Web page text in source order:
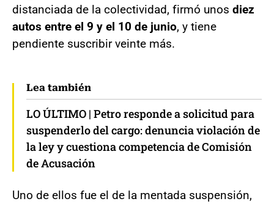
distanciada de la colectividad, firmó unos diez
autos entre el 9 y el 10 de junio, y tiene
pendiente suscribir veinte más.
Lea también
LO ÚLTIMO | Petro responde a solicitud para
suspenderlo del cargo: denuncia violación de
la ley y cuestiona competencia de Comisión
de Acusación
Uno de ellos fue el de la mentada suspensión,